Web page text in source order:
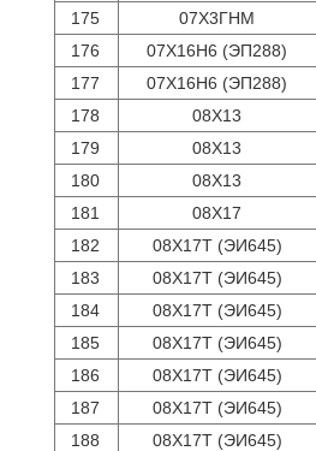
175
07Х3ГНМ
176
07Х16Н6 (ЭП288)
177
07Х16Н6 (ЭП288)
178
08Х13
179
08Х13
180
08Х13
181
08Х17
182
08Х17Т (ЭИ645)
183
08Х17Т (ЭИ645)
184
08Х17Т (ЭИ645)
185
08Х17Т (ЭИ645)
186
08Х17Т (ЭИ645)
187
08Х17Т (ЭИ645)
188
08Х17Т (ЭИ645)